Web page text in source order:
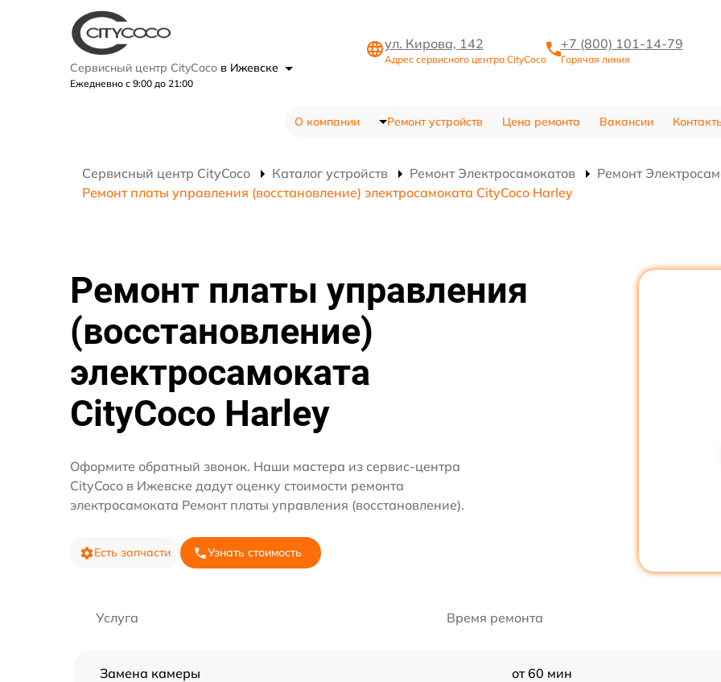
Сервисный центр CityCoco в Ижевске
Ежедневно с 9:00 до 21:00
ул. Кирова, 142
Адрес сервисного центра CityCoco
+7 (800) 101-14-79
Горячая линия
О компании Ремонт устройств Цена ремонта Вакансии
Сервисный центр CityCoco Каталог устройств Ремонт Электросамокатов
Ремонт
Ремонт платы управления (восстановление) электросамоката CityCoco Harley
Ремонт платы управления
(восстановление)
электросамоката
CityCoco Harley
Оформите обратный звонок. Наши мастера из сервис-центра
CityCoco в Ижевске дадут оценку стоимости ремонта
электросамоката Ремонт платы управления (восстановление).
Есть запчасти Узнать стоимость
Услуга Время ремонта
Замена камеры от 60 мин